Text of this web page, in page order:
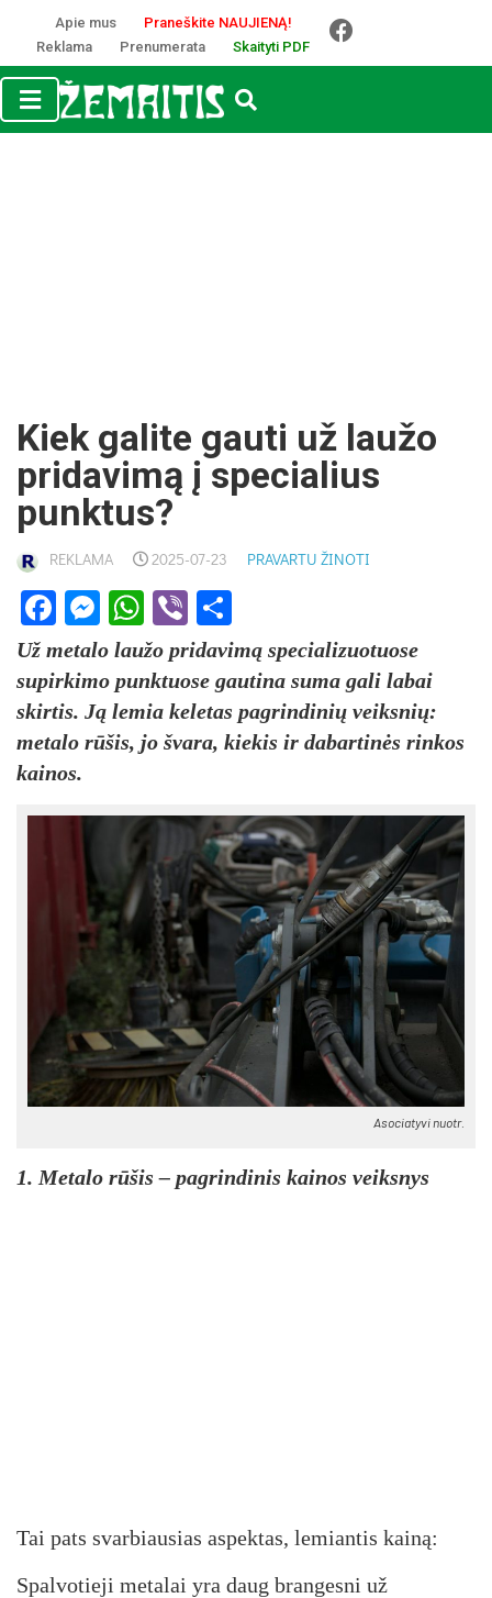
Apie mus
Praneškite NAUJIENĄ!
Reklama
Prenumerata Skaityti PDF
Kiek galite gauti už laužo
pridavimą į specialius
punktus?
REKLAMA 2025-07-23 PRAVARTU ŽINOTI
Facebook
Messenger
WhatsApp
Viber
Už metalo laužo pridavimą specializuotuose
supirkimo punktuose gautina suma gali labai
skirtis. Ją lemia keletas pagrindinių veiksnių:
metalo rūšis, jo švara, kiekis ir dabartinės rinkos
kainos.
Asociatyvi nuotr.
1. Metalo rūšis – pagrindinis kainos veiksnys
Tai pats svarbiausias aspektas, lemiantis kainą:
Spalvotieji metalai yra daug brangesni už